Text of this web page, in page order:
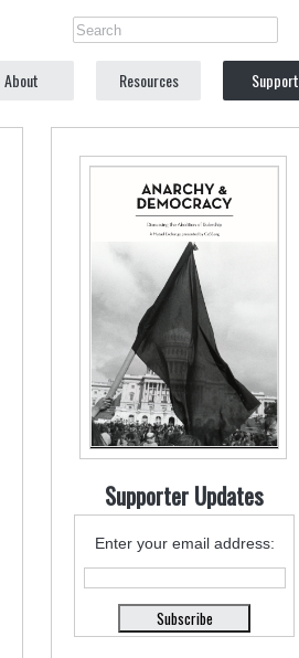
About Resources Support
Supporter Updates
Enter your email address: